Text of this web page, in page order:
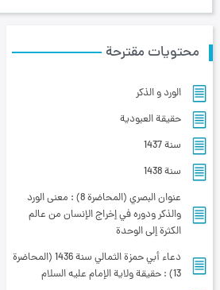
محتويات مقترحة
الورد و الذكر
حقيقة العبودية
سنة 1437
سنة 1438
عنوان البصري (المحاضرة 8) : معنى الورد
والذكر ودوره في إخراج الإنسان من عالم
الكثرة إلى الوحدة
دعاء أبي حمزة الثمالي سنة 1436 (المحاضرة
13) : حقيقة ولاية الإمام عليه السلام